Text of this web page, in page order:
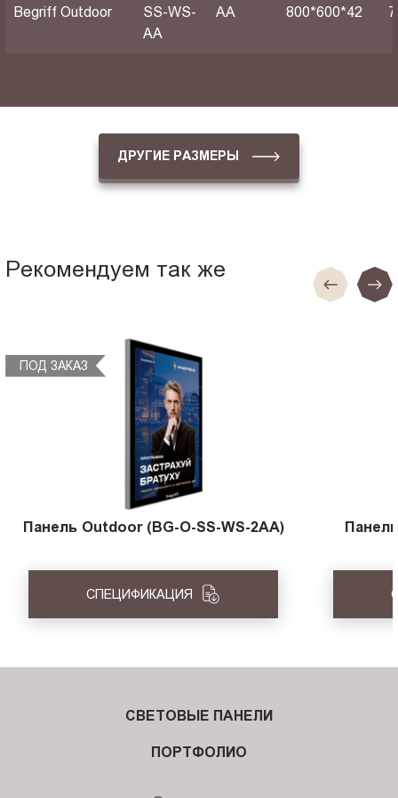
Begriff Outdoor
SS-WS-
AA
АА 800*600*42
ДРУГИЕ РАЗМЕРЫ
Рекомендуем так же
ПОД ЗАКАЗ
Панель Outdoor (BG-O-SS-WS-2AA)
СПЕЦИФИКАЦИЯ
СВЕТОВЫЕ ПАНЕЛИ
ПОРТФОЛИО